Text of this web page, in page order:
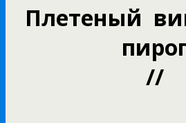
Плетеный
//